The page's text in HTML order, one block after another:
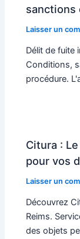
sanctions
Laisser un
Délit de fuite
Conditions,
procédure.
Citura :
pour vos
Laisser un
Découvrez
Reims.
des objets